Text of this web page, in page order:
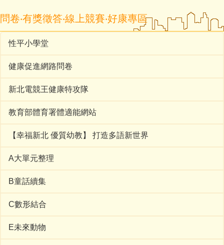
問卷‧有獎徵答‧線上競賽‧好康專區
性平小學堂
健康促進網路問卷
新北電競王健康特攻隊
教育部體育署體適能網站
【幸福新北 優質幼教】 打造多語新世界
A大單元整理
B童話續集
C數形結合
E未來動物